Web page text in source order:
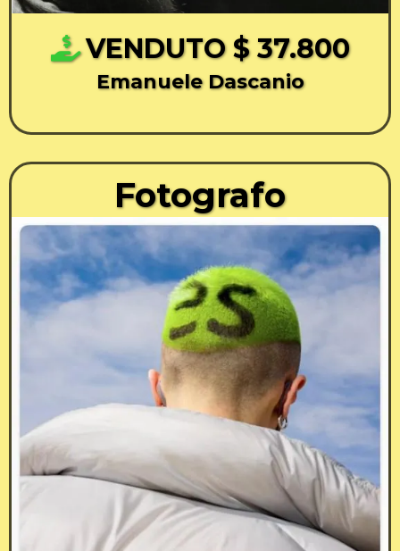
VENDUTO $ 37.800
Emanuele Dascanio
Fotografo